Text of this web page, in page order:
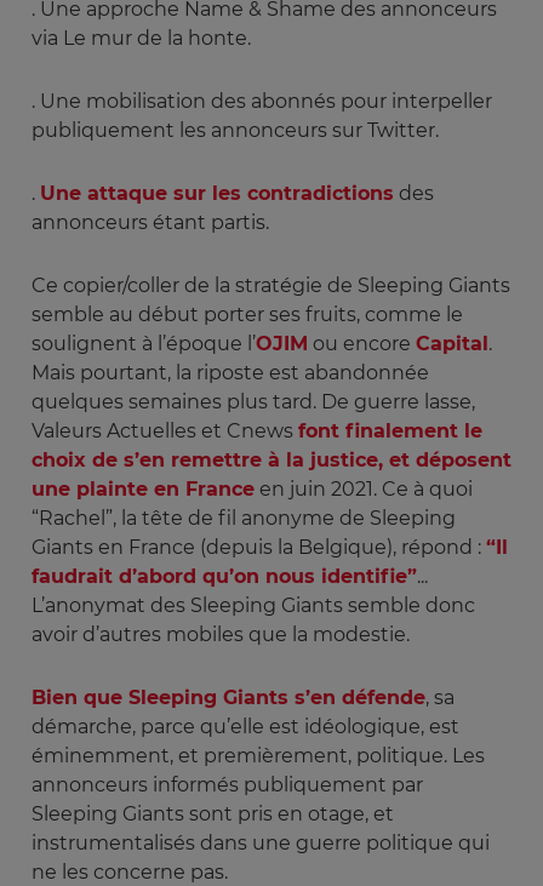
. Une approche Name & Shame des annonceurs
via Le mur de la honte.
. Une mobilisation des abonnés pour interpeller
publiquement les annonceurs sur Twitter.
. Une attaque sur les contradictions des
annonceurs étant partis.
Ce copier/coller de la stratégie de Sleeping Giants
semble au début porter ses fruits, comme le
soulignent à l’époque l’OJIM ou encore Capital.
Mais pourtant, la riposte est abandonnée
quelques semaines plus tard. De guerre lasse,
Valeurs Actuelles et Cnews font finalement le
choix de s’en remettre à la justice, et déposent
une plainte en France en juin 2021. Ce à quoi
“Rachel”, la tête de fil anonyme de Sleeping
Giants en France (depuis la Belgique), répond : “Il
faudrait d’abord qu’on nous identifie”...
L’anonymat des Sleeping Giants semble donc
avoir d’autres mobiles que la modestie.
Bien que Sleeping Giants s’en défende, sa
démarche, parce qu’elle est idéologique, est
éminemment, et premièrement, politique. Les
annonceurs informés publiquement par
Sleeping Giants sont pris en otage, et
instrumentalisés dans une guerre politique qui
ne les concerne pas.